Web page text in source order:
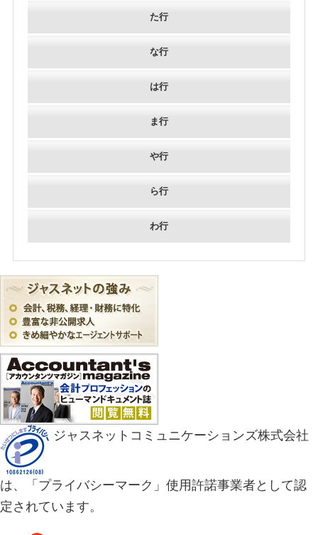
た行
な行
は行
ま行
や行
ら行
わ行
ジャスネットコミュニケーションズ株式会社
は、「プライバシーマーク」使用許諾事業者として認
定されています。